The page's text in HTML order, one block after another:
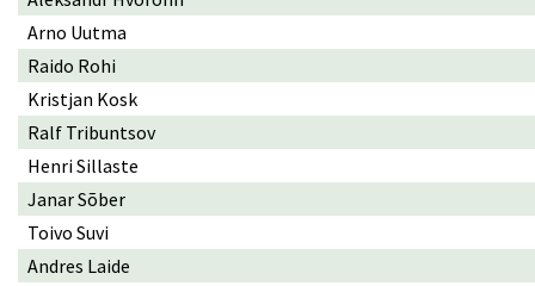
Arno Uutma
Raido Rohi
Kristjan Kosk
Ralf Tribuntsov
Henri Sillaste
Janar Sõber
Toivo Suvi
Andres Laide